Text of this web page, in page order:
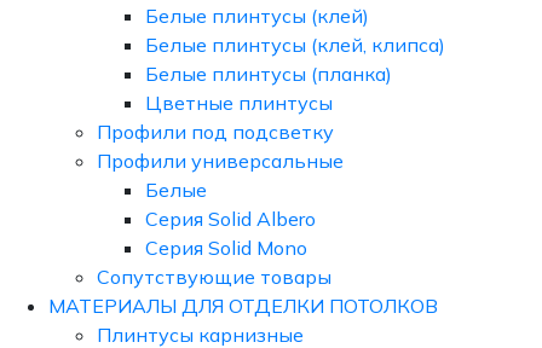
Белые плинтусы (клей)
Белые плинтусы (клей, клипса)
Белые плинтусы (планка)
Цветные плинтусы
Профили под подсветку
Профили универсальные
Белые
Серия Solid Albero
Серия Solid Mono
Сопутствующие товары
МАТЕРИАЛЫ ДЛЯ ОТДЕЛКИ ПОТОЛКОВ
Плинтусы карнизные